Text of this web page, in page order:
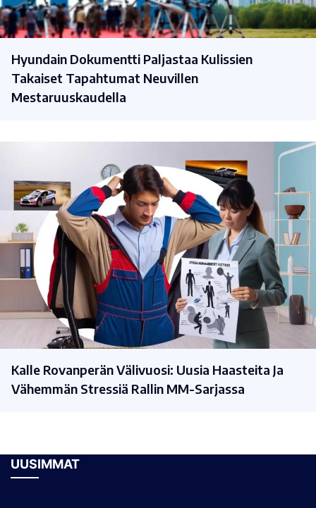
Hyundain Dokumentti Paljastaa Kulissien
Takaiset Tapahtumat Neuvillen
Mestaruuskaudella
Kalle Rovanperän Välivuosi: Uusia Haasteita Ja
Vähemmän Stressiä Rallin MM-Sarjassa
UUSIMMAT